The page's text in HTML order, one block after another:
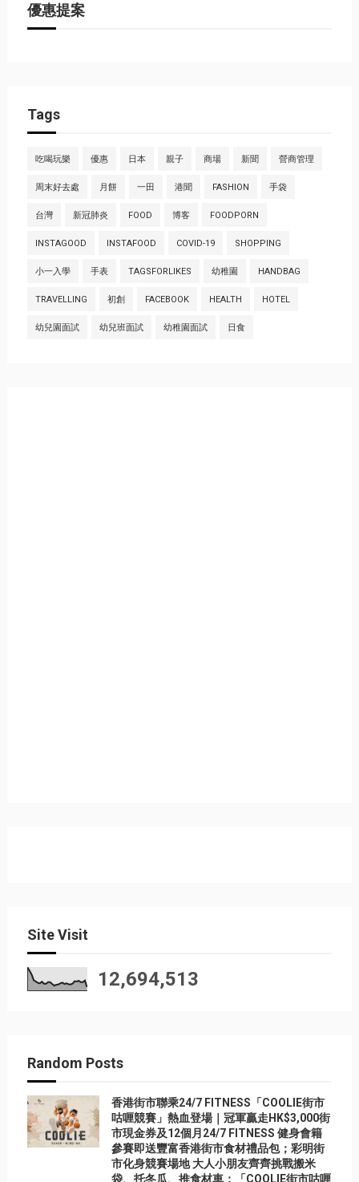
優惠提案
Tags
吃喝玩樂 優惠 日本 親子 商場 新聞 營商管理
周末好去處 月餅 一田 港聞 FASHION 手袋
台灣 新冠肺炎 FOOD 博客 FOODPORN
INSTAGOOD INSTAFOOD COVID-19 SHOPPING
小一入學 手表 TAGSFORLIKES 幼稚園 HANDBAG
TRAVELLING 初創 FACEBOOK HEALTH HOTEL
幼兒園面試 幼兒班面試 幼稚園面試 日食
Site Visit
12,694,513
Random Posts
香港街市聯乘24/7 FITNESS「COOLIE街市
咕喱競賽」熱血登場｜冠軍贏走HK$3,000街
市現金券及12個月24/7 FITNESS 健身會籍
參賽即送豐富香港街市食材禮品包；彩明街
市化身競賽場地 大人小朋友齊齊挑戰搬米
袋、托冬瓜、推食材車；「COOLIE街市咕喱